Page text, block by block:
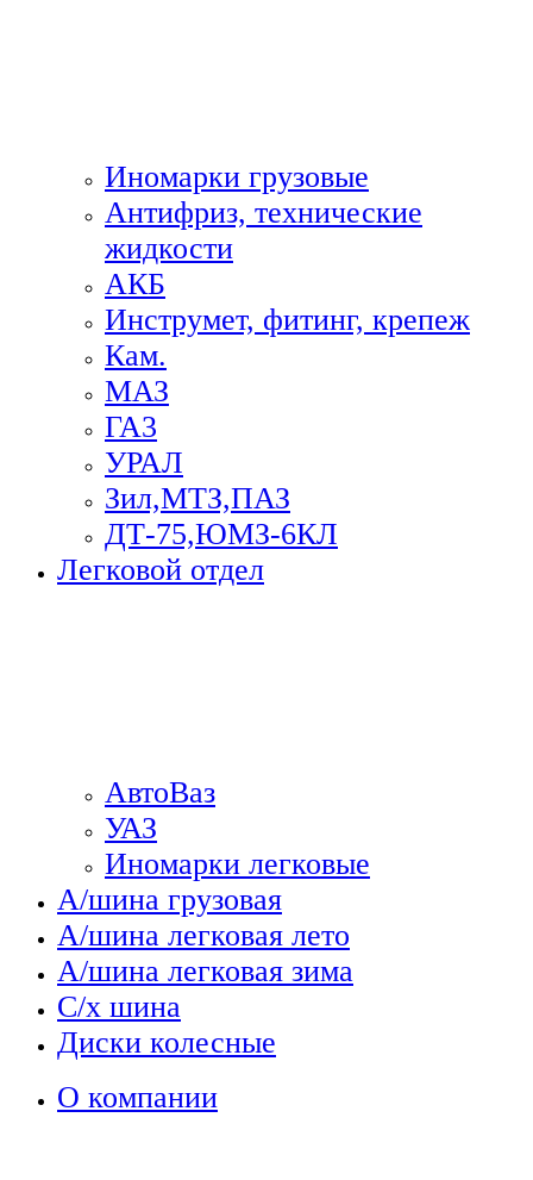
Иномарки грузовые
Антифриз, технические
жидкости
АКБ
Инструмет, фитинг, крепеж
Кам.
МАЗ
ГА3
УРАЛ
Зил,МТЗ,ПАЗ
ДТ-75,ЮМЗ-6КЛ
Легковой отдел
АвтоВаз
УАЗ
Иномарки легковые
А/шина грузовая
А/шина легковая лето
А/шина легковая зима
С/х шина
Диски колесные
О компании